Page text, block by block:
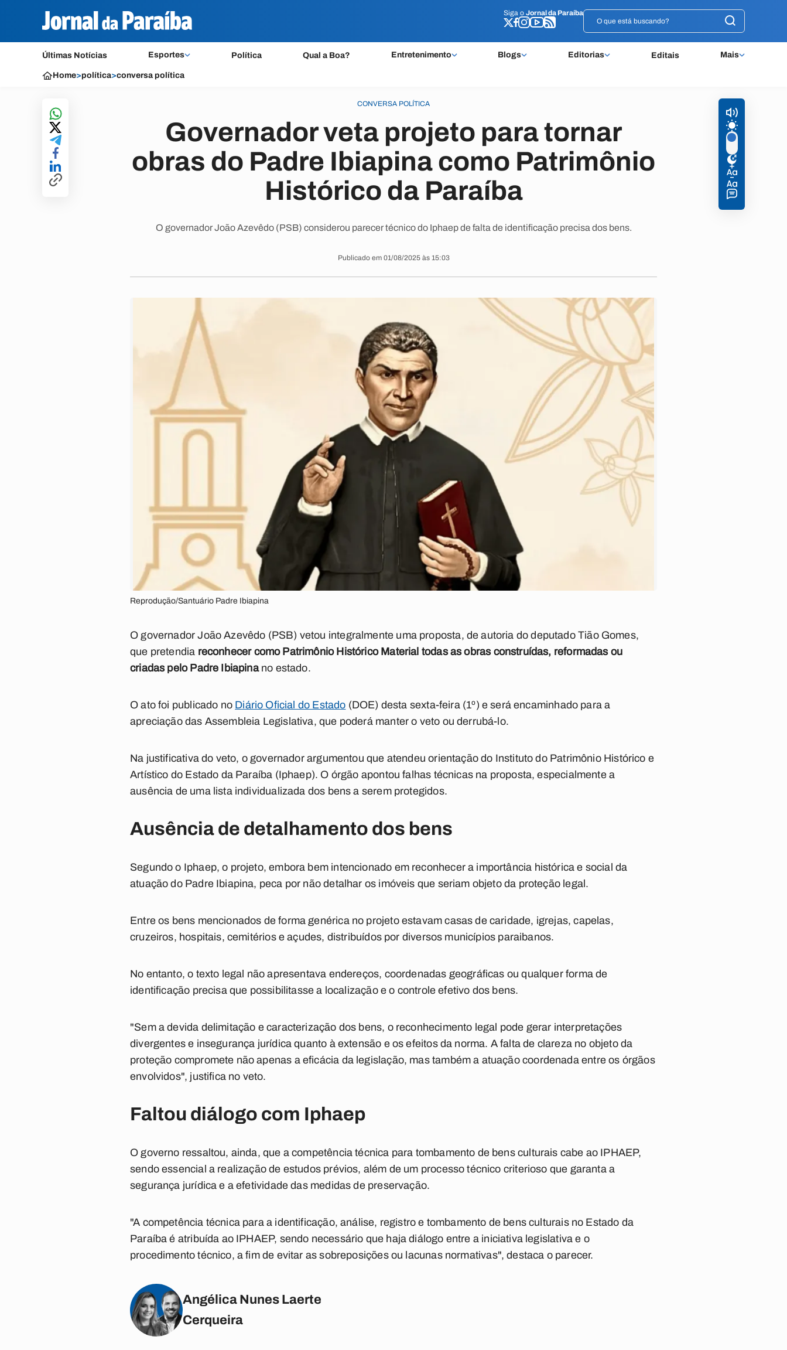
Siga o Jornal da Paraíba
Últimas Notícias Esportes Política Qual a Boa? Entretenimento Blogs Editorias Editais Mais
Siga o Jornal da Paraíba
Home>política>conversa política
CONVERSA POLÍTICA
Governador veta projeto para tornar
obras do Padre Ibiapina como Patrimônio
Histórico da Paraíba
O governador João Azevêdo (PSB) considerou parecer técnico do Iphaep de falta de identificação precisa dos bens.
Publicado em 01/08/2025 às 15:03
Reprodução/Santuário Padre Ibiapina
O governador João Azevêdo (PSB) vetou integralmente uma proposta, de autoria do deputado Tião Gomes,
que pretendia reconhecer como Patrimônio Histórico Material todas as obras construídas, reformadas ou
criadas pelo Padre Ibiapinano estado.
O ato foi publicado no Diário Oficial do Estado (DOE) desta sexta-feira (1º) e será encaminhado para a
apreciação das Assembleia Legislativa, que poderá manter o veto ou derrubá-lo.
Na justificativa do veto, o governador argumentou que atendeu orientação do Instituto do Patrimônio Histórico e
Artístico do Estado da Paraíba (Iphaep). O órgão apontou falhas técnicas na proposta, especialmente a
ausência de uma lista individualizada dos bens a serem protegidos.
Ausência de detalhamento dos bens
Segundo o Iphaep, o projeto, embora bem intencionado em reconhecer a importância histórica e social da
atuação do Padre Ibiapina, peca por não detalhar os imóveis que seriam objeto da proteção legal.
Entre os bens mencionados de forma genérica no projeto estavam casas de caridade, igrejas, capelas,
cruzeiros, hospitais, cemitérios e açudes, distribuídos por diversos municípios paraibanos.
No entanto, o texto legal não apresentava endereços, coordenadas geográficas ou qualquer forma de
identificação precisa que possibilitasse a localização e o controle efetivo dos bens.
"Sem a devida delimitação e caracterização dos bens, o reconhecimento legal pode gerar interpretações
divergentes e insegurança jurídica quanto à extensão e os efeitos da norma. A falta de clareza no objeto da
proteção compromete não apenas a eficácia da legislação, mas também a atuação coordenada entre os órgãos
envolvidos", justifica no veto.
Faltou diálogo com Iphaep
O governo ressaltou, ainda, que a competência técnica para tombamento de bens culturais cabe ao IPHAEP,
sendo essencial a realização de estudos prévios, além de um processo técnico criterioso que garanta a
segurança jurídica e a efetividade das medidas de preservação.
"A competência técnica para a identificação, análise, registro e tombamento de bens culturais no Estado da
Paraíba é atribuída ao IPHAEP, sendo necessário que haja diálogo entre a iniciativa legislativa e o
procedimento técnico, a fim de evitar as sobreposições ou lacunas normativas", destaca o parecer.
Angélica Nunes Laerte
Cerqueira